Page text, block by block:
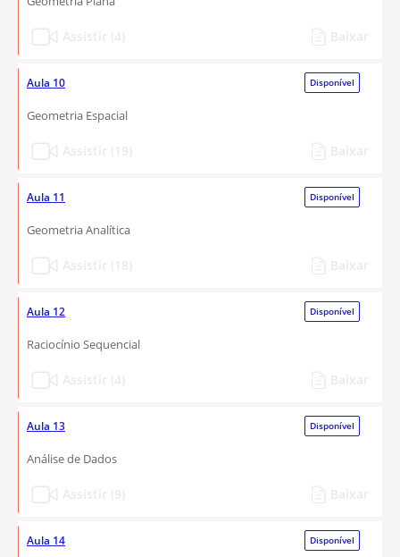
Aula 10 Disponível
Geometria Espacial
Aula 11 Disponível
Geometria Analítica
Aula 12 Disponível
Raciocínio Sequencial
Aula 13 Disponível
Análise de Dados
Aula 14 Disponível